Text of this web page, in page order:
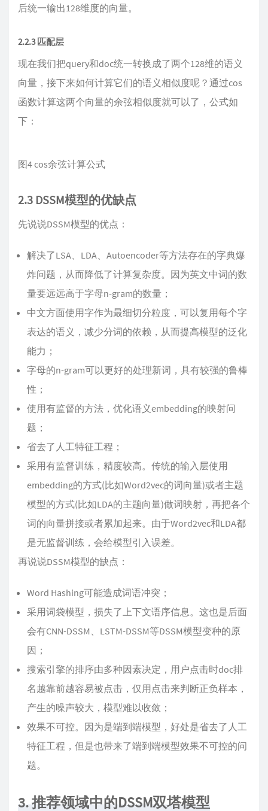
后统一输出128维度的向量。
2.2.3 匹配层
现在我们把query和doc统一转换成了两个128维的语义
向量，接下来如何计算它们的语义相似度呢？通过cos
函数计算这两个向量的余弦相似度就可以了，公式如
下：
图4 cos余弦计算公式
2.3 DSSM模型的优缺点
先说说DSSM模型的优点：
解决了LSA、LDA、Autoencoder等方法存在的字典爆
炸问题，从而降低了计算复杂度。因为英文中词的数
量要远远高于字母n-gram的数量；
中文方面使用字作为最细切分粒度，可以复用每个字
表达的语义，减少分词的依赖，从而提高模型的泛化
能力；
字母的n-gram可以更好的处理新词，具有较强的鲁棒
性；
使用有监督的方法，优化语义embedding的映射问
题；
省去了人工特征工程；
采用有监督训练，精度较高。传统的输入层使用
embedding的方式(比如Word2vec的词向量)或者主题
模型的方式(比如LDA的主题向量)做词映射，再把各个
词的向量拼接或者累加起来。由于Word2vec和LDA都
是无监督训练，会给模型引入误差。
再说说DSSM模型的缺点：
Word Hashing可能造成词语冲突；
采用词袋模型，损失了上下文语序信息。这也是后面
会有CNN-DSSM、LSTM-DSSM等DSSM模型变种的原
因；
搜索引擎的排序由多种因素决定，用户点击时doc排
名越靠前越容易被点击，仅用点击来判断正负样本，
产生的噪声较大，模型难以收敛；
效果不可控。因为是端到端模型，好处是省去了人工
特征工程，但是也带来了端到端模型效果不可控的问
题。
3. 推荐领域中的DSSM双塔模型